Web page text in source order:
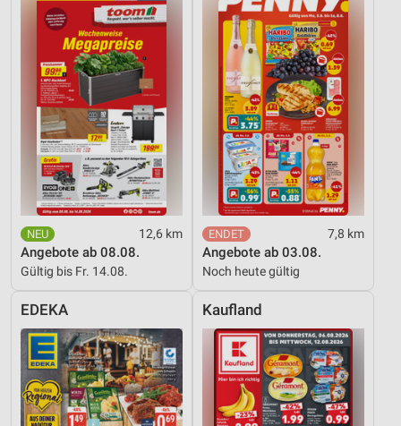
12,6 km
Angebote ab 08.08.
Gültig bis Fr. 14.08.
7,8 km
Angebote ab 03.08.
Noch heute gültig
EDEKA Kaufland